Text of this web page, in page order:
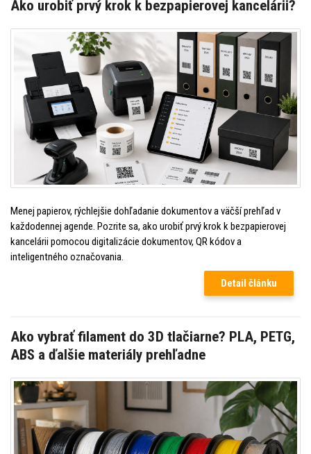
Ako urobiť prvý krok k bezpapierovej kancelárii?
Menej papierov, rýchlejšie dohľadanie dokumentov a väčší prehľad v
každodennej agende. Pozrite sa, ako urobiť prvý krok k bezpapierovej
kancelárii pomocou digitalizácie dokumentov, QR kódov a
inteligentného označovania.
Detail článku
Ako vybrať filament do 3D tlačiarne? PLA, PETG,
ABS a ďalšie materiály prehľadne